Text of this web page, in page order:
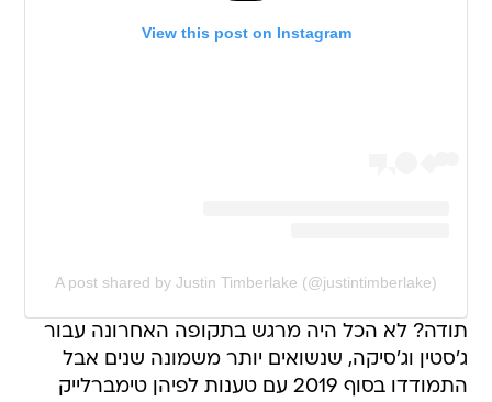
View this post on Instagram
A post shared by Justin Timberlake (@justintimberlake)
תודה? לא הכל היה מרגש בתקופה האחרונה עבור
ג'סטין וג'סיקה, שנשואים יותר משמונה שנים אבל
התמודדו בסוף 2019 עם טענות לפיהן טימברלייק